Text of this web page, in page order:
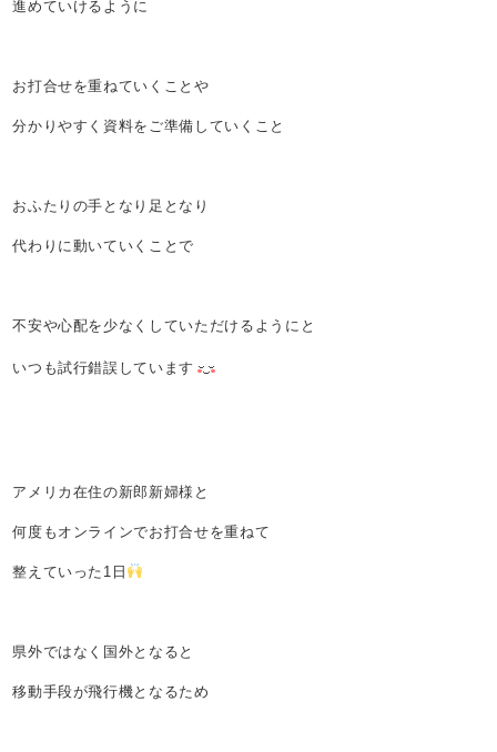
進めていけるように
お打合せを重ねていくことや
分かりやすく資料をご準備していくこと
おふたりの手となり足となり
代わりに動いていくことで
不安や心配を少なくしていただけるようにと
いつも試行錯誤しています
アメリカ在住の新郎新婦様と
何度もオンラインでお打合せを重ねて
整えていった1日
県外ではなく国外となると
移動手段が飛行機となるため